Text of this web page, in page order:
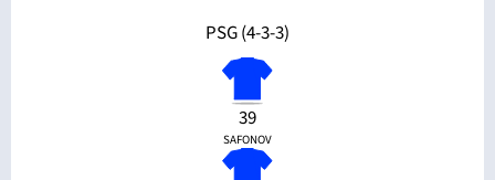
PSG (4-3-3)
39
SAFONOV